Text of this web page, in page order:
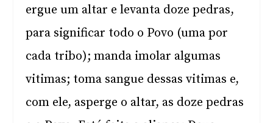
ergue um altar e levanta doze pedras,
para significar todo o Povo (uma por
cada tribo); manda imolar algumas
vitimas; toma sangue dessas vitimas e,
com ele, asperge o altar, as doze pedras